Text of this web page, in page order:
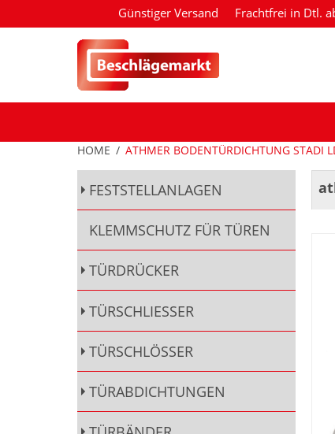
Günstiger Versand Frachtfrei in Dtl.
HOME / ATHMER BODENTÜRDICHTUNG STADI
FESTSTELLANLAGEN
KLEMMSCHUTZ FÜR TÜREN
TÜRDRÜCKER
TÜRSCHLIESSER
TÜRSCHLÖSSER
TÜRABDICHTUNGEN